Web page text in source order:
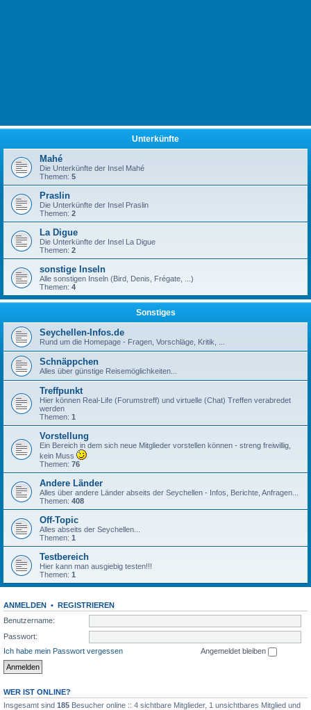
Unterkünfte
Mahé
Die Unterkünfte der Insel Mahé
Themen: 5
Praslin
Die Unterkünfte der Insel Praslin
Themen: 2
La Digue
Die Unterkünfte der Insel La Digue
Themen: 2
sonstige Inseln
Alle sonstigen Inseln (Bird, Denis, Frégate, ...)
Themen: 4
Sonstiges
Seychellen-Infos.de
Rund um die Homepage - Fragen, Vorschläge, Kritik, ...
Schnäppchen
Alles über günstige Reisemöglichkeiten...
Treffpunkt
Hier können Real-Life (Forumstreff) und virtuelle (Chat) Treffen verabredet
werden
Themen: 1
Vorstellung
Ein Bereich in dem sich neue Mitglieder vorstellen können - streng freiwillig,
kein Muss
Themen: 76
Andere Länder
Alles über andere Länder abseits der Seychellen - Infos, Berichte, Anfragen...
Themen: 408
Off-Topic
Alles abseits der Seychellen...
Themen: 1
Testbereich
Hier kann man ausgiebig testen!!!
Themen: 1
ANMELDEN • REGISTRIEREN
Benutzername:
Passwort:
Ich habe mein Passwort vergessen
Angemeldet bleiben
WER IST ONLINE?
Insgesamt sind 185 Besucher online :: 4 sichtbare Mitglieder, 1 unsichtbares Mitglied und